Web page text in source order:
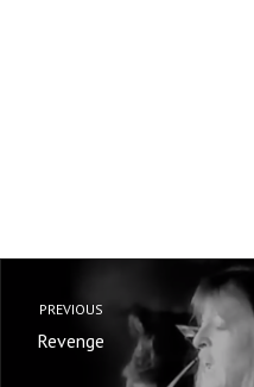
PREVIOUS
Revenge